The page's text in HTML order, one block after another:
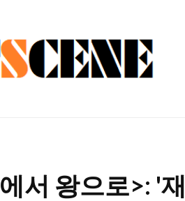
ARTSCENE
서 왕으로>: '